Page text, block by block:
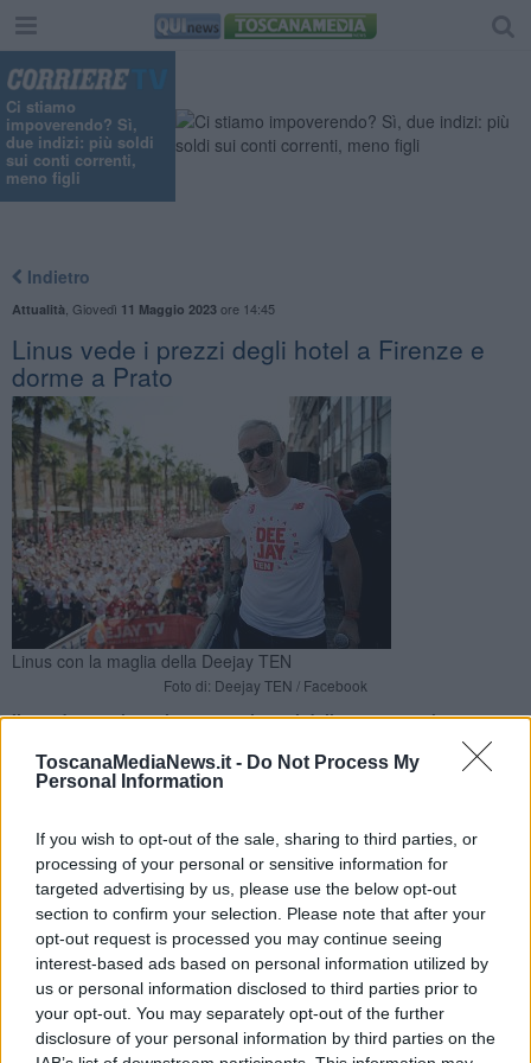
ToscanaMediaNews.it - Do Not Process My
Personal Information
If you wish to opt-out of the sale, sharing to third parties, or
processing of your personal or sensitive information for
targeted advertising by us, please use the below opt-out
section to confirm your selection. Please note that after your
opt-out request is processed you may continue seeing
interest-based ads based on personal information utilized by
us or personal information disclosed to third parties prior to
your opt-out. You may separately opt-out of the further
disclosure of your personal information by third parties on the
Ci stiamo
impoverendo? Sì,
due indizi: più soldi
sui conti correnti,
meno figli
Indietro
Attualità Giovedì 11 Maggio 2023ore 14:45
Linus vede i prezzi degli hotel a Firenze e
dorme a Prato
Linus con la maglia della Deejay TEN
Foto di: Deejay TEN / Facebook
Il conduttore ha scherzato sui costi delle camere nel
pernottamenti della DJ Ten. Il dibattito
FIRENZE — Prezzi troppo alti negli hotel a Firenze? Secondo Linus
sì, tanto che ci ha scherzato su nella trasmissione Deejay chiama
Italia confessando di aver scelto proprio perciò di pernottare a
Prato in vista della DJ Ten, la corsa in programma a Firenze il 21
Maggio prossimo.
Ne è nato un dibattito, con Federalberghi che da un lato si è resa